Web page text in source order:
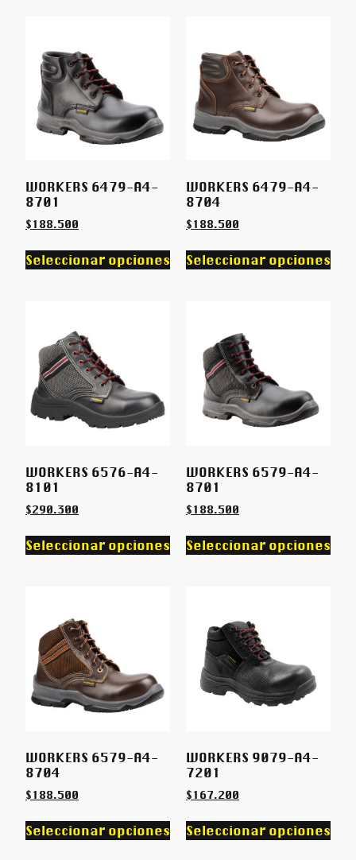
WORKERS 6479-A4-
8701
$188.500
Seleccionar opciones
WORKERS 6479-A4-
8704
$188.500
Seleccionar opciones
WORKERS 6576-A4-
8101
$290.300
Seleccionar opciones
WORKERS 6579-A4-
8701
$188.500
Seleccionar opciones
WORKERS 6579-A4-
8704
$188.500
Seleccionar opciones
WORKERS 9079-A4-
7201
$167.200
Seleccionar opciones